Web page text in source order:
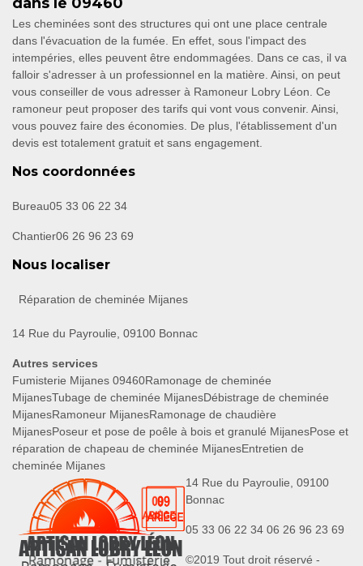
Les cheminées sont des structures qui ont une place centrale
dans l'évacuation de la fumée. En effet, sous l'impact des
intempéries, elles peuvent être endommagées. Dans ce cas, il va
falloir s'adresser à un professionnel en la matière. Ainsi, on peut
vous conseiller de vous adresser à Ramoneur Lobry Léon. Ce
ramoneur peut proposer des tarifs qui vont vous convenir. Ainsi,
vous pouvez faire des économies. De plus, l'établissement d'un
devis est totalement gratuit et sans engagement.
Nos coordonnées
Bureau05 33 06 22 34
Chantier06 26 96 23 69
Nous localiser
Réparation de cheminée Mijanes
14 Rue du Payroulie, 09100 Bonnac
Autres services
Fumisterie Mijanes 09460Ramonage de cheminée
MijanesTubage de cheminée MijanesDébistrage de cheminée
MijanesRamoneur MijanesRamonage de chaudière
MijanesPoseur et pose de poêle à bois et granulé MijanesPose et
réparation de chapeau de cheminée MijanesEntretien de
cheminée Mijanes
14 Rue du Payroulie, 09100
Bonnac
05 33 06 22 34 06 26 96 23 69
©2019 Tout droit réservé -